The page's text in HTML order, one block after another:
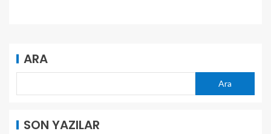
ARA
Ara
SON YAZILAR